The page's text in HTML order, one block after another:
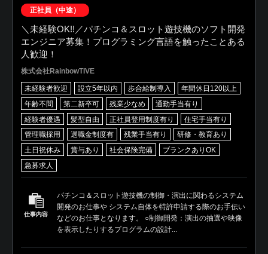
正社員（中途）
＼未経験OK!!／パチンコ＆スロット遊技機のソフト開発
エンジニア募集！プログラミング言語を触ったことある
人歓迎！
株式会社RainbowTIVE
未経験者歓迎 設立5年以内 歩合給制導入
年間休日120以上
年齢不問
第二新卒可 残業少なめ
通勤手当有り
経験者優遇
髪型自由 正社員登用制度有り
住宅手当有り
管理職採用
退職金制度有 残業手当有り
研修・教育あり
土日祝休み
賞与あり 社会保険完備
ブランクありOK
急募求人
仕事内容
パチンコ＆スロット遊技機の制御・演出に関わるシステム
開発のお仕事や システム自体を特許申請する際のお手伝い
などのお仕事となります。 ○制御開発：演出の抽選や映像
を表示したりするプログラムの設計...